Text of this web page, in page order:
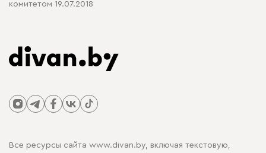
комитетом 19.07.2018
Все ресурсы сайта www.divan.by, включая текстовую,